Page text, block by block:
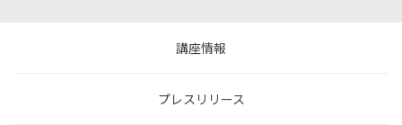
講座情報
プレスリリース